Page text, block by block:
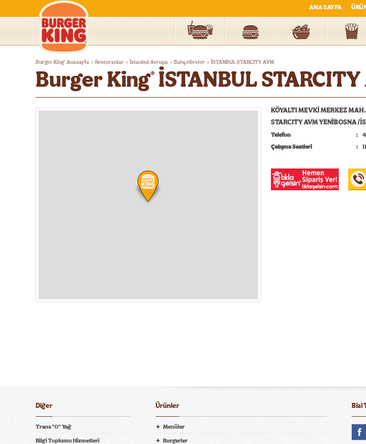
Burger
Türkiye
ANA SAYFA
Burger King® Anasayfa > Restoranlar > İstanbul Avrupa > Bahçelievler > İSTANBUL STARCITY AVM
Burger King® İSTANBUL
KÖYALTI MEVKİ MERKEZ
STARCITY AVM YENİBOSNA /
Telefon
Çalışma Saatleri
444
Bizi
Ürünler
Menüler
Burgerler
Diğer
Trans "0" Yağ
Bilgi Toplumu Hizmetleri